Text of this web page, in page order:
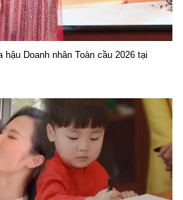
Doanh nhân Toàn cầu 2026 tại